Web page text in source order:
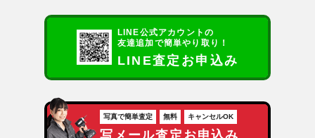
LINE公式アカウントの
友達追加で簡単やり取り！
LINE査定お申込み
写真で簡単査定 無料 キャンセルOK
写メール査定お申込み